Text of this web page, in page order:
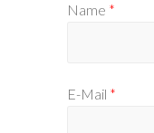
Name *
E-Mail *